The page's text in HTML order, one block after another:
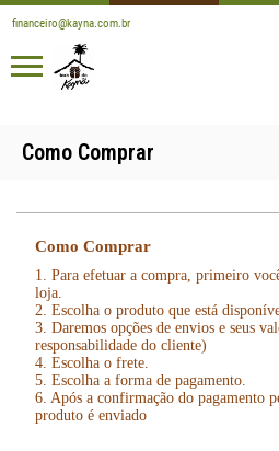
financeiro@kayna.com.br
Como Comprar
Como Comprar
1. Para efetuar a compra, primeiro
loja.
2. Escolha o produto que está
3. Daremos opções de envios e seus
responsabilidade do cliente)
4. Escolha o frete.
5. Escolha a forma de pagamento.
6. Após a confirmação do pagamento
produto é enviado